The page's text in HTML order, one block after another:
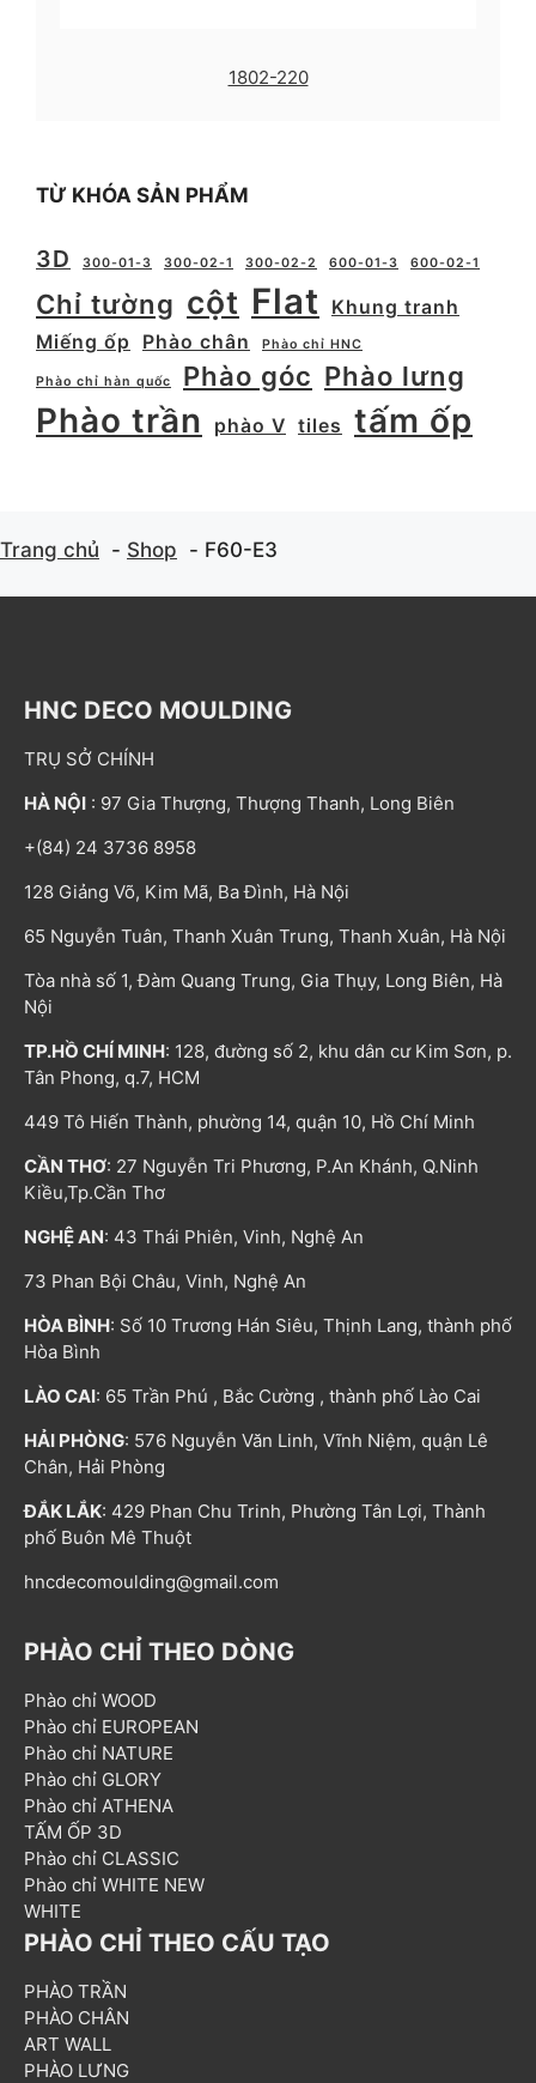
1802-220
TỪ KHÓA SẢN PHẨM
3D 300-01-3 300-02-1 300-02-2 600-01-3 600-02-1
Chỉ tường cột Flat
Khung tranh
Miếng ốp
Phào chân Phào chỉ HNC
Phào chỉ hàn quốc Phào góc Phào lưng
Phào trần phào V tiles tấm ốp
Trang chủ Shop F60-E3
HNC DECO MOULDING
TRỤ SỞ CHÍNH
HÀ NỘI : 97 Gia Thượng, Thượng Thanh, Long Biên
+(84) 24 3736 8958
128 Giảng Võ, Kim Mã, Ba Đình, Hà Nội
65 Nguyễn Tuân, Thanh Xuân Trung, Thanh Xuân, Hà Nội
Tòa nhà số 1, Đàm Quang Trung, Gia Thụy, Long Biên, Hà
Nội
TP.HỒ CHÍ MINH: 128, đường số 2, khu dân cư Kim Sơn, p.
Tân Phong, q.7, HCM
449 Tô Hiến Thành, phường 14, quận 10, Hồ Chí Minh
CẦN THƠ: 27 Nguyễn Tri Phương, P.An Khánh, Q.Ninh
Kiều,Tp.Cần Thơ
NGHỆ AN: 43 Thái Phiên, Vinh, Nghệ An
73 Phan Bội Châu, Vinh, Nghệ An
HÒA BÌNH: Số 10 Trương Hán Siêu, Thịnh Lang, thành phố
Hòa Bình
LÀO CAI: 65 Trần Phú , Bắc Cường , thành phố Lào Cai
HẢI PHÒNG: 576 Nguyễn Văn Linh, Vĩnh Niệm, quận Lê
Chân, Hải Phòng
ĐẮK LẮK: 429 Phan Chu Trinh, Phường Tân Lợi, Thành
phố Buôn Mê Thuột
hncdecomoulding@gmail.com
PHÀO CHỈ THEO DÒNG
Phào chỉ WOOD
Phào chỉ EUROPEAN
Phào chỉ NATURE
Phào chỉ GLORY
Phào chỉ ATHENA
TẤM ỐP 3D
Phào chỉ CLASSIC
Phào chỉ WHITE NEW
WHITE
PHÀO CHỈ THEO CẤU TẠO
PHÀO TRẦN
PHÀO CHÂN
ART WALL
PHÀO LƯNG